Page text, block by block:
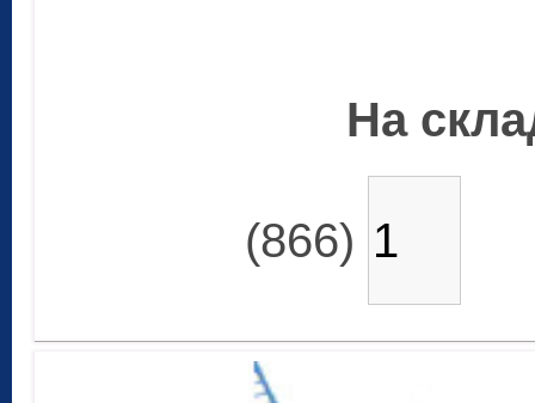
На
(866)